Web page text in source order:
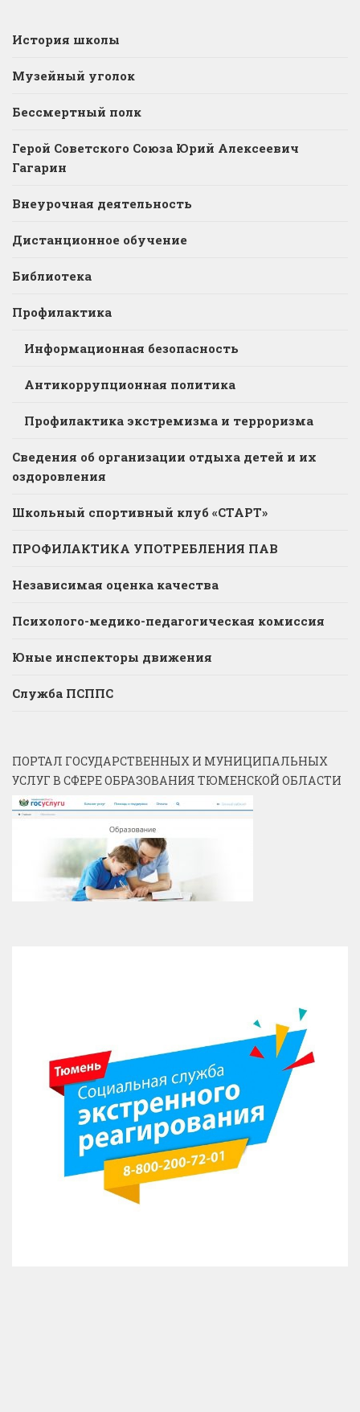
История школы
Музейный уголок
Бессмертный полк
Герой Советского Союза Юрий Алексеевич
Гагарин
Внеурочная деятельность
Дистанционное обучение
Библиотека
Профилактика
Информационная безопасность
Антикоррупционная политика
Профилактика экстремизма и терроризма
Сведения об организации отдыха детей и их
оздоровления
Школьный спортивный клуб «СТАРТ»
ПРОФИЛАКТИКА УПОТРЕБЛЕНИЯ ПАВ
Независимая оценка качества
Психолого-медико-педагогическая комиссия
Юные инспекторы движения
Служба ПСППС
ПОРТАЛ ГОСУДАРСТВЕННЫХ И МУНИЦИПАЛЬНЫХ
УСЛУГ В СФЕРЕ ОБРАЗОВАНИЯ ТЮМЕНСКОЙ ОБЛАСТИ